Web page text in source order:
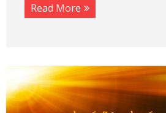
Read More